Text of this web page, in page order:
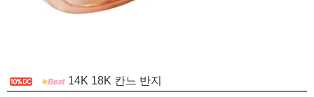
14K 18K 칸느 반지